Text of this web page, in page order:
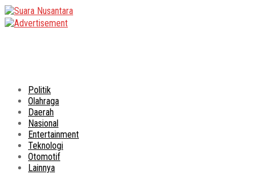
Politik
Olahraga
Daerah
Nasional
Entertainment
Teknologi
Otomotif
Lainnya